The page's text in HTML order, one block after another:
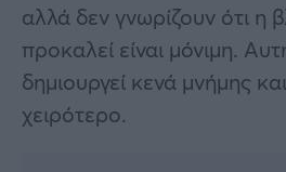
αλλά δεν γνωρίζουν ότι η
προκαλεί είναι μόνιμη.
δημιουργεί κενά μνήμης και
χειρότερο.